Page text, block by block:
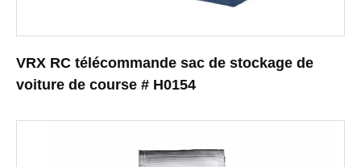
VRX RC télécommande sac de stockage de
voiture de course # H0154